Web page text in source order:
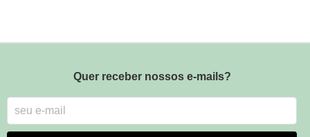
Quer receber nossos e-mails?